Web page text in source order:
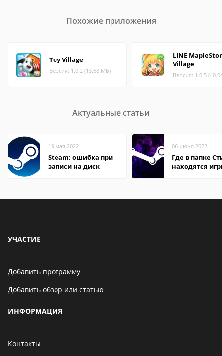
Похожие приложения
Toy Village
Версия: 1.0.2 (13.68 МБ)
LINE
Village
Версия: 1.0.5
Актуальные статьи
19 мая 2022
Steam: ошибка при
записи на диск
06 июня 2022
Где в папке
находятся
УЧАСТИЕ
Добавить программу
Добавить обзор или статью
ИНФОРМАЦИЯ
Контакты